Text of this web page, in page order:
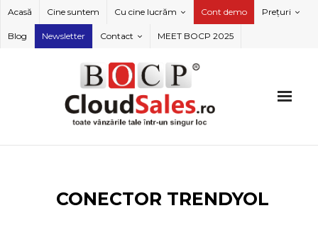
Skip
content
Acasă Cine suntem Cu cine lucrăm Cont demo Prețuri
Blog Newsletter Contact MEET BOCP 2025
CONECTOR TRENDYOL